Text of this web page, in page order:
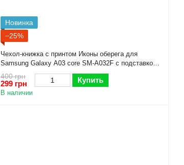
Новинка
−25%
Чехол-книжка с принтом Иконы оберега для
Samsung Galaxy A03 core SM-A032F с подставкой
на самсунг а03 кор чёрная gd1
400 грн
299 грн Купить
В наличии